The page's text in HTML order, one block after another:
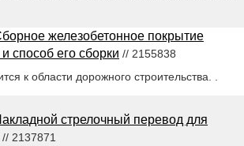
железобетонное покрытие
способ его сборки // 2155838
к области дорожного строительства. .
стрелочный перевод для
// 2137871